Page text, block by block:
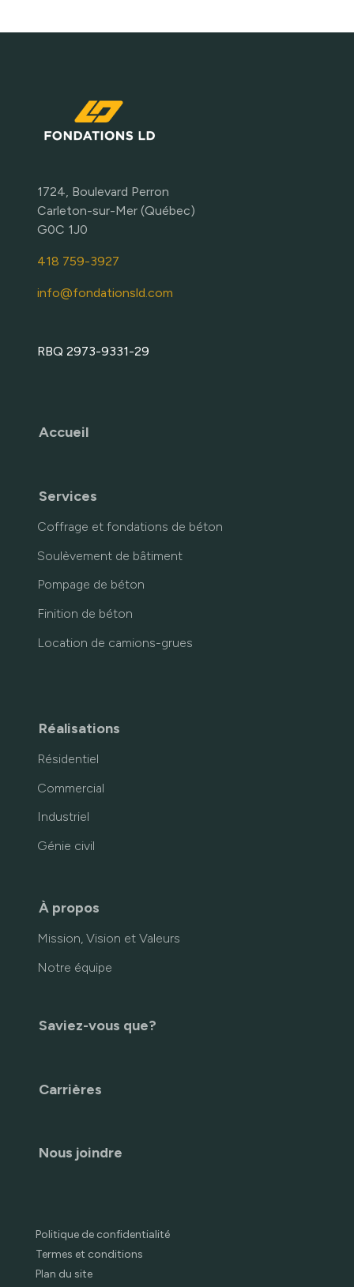
1724, Boulevard Perron
Carleton-sur-Mer (Québec)
G0C 1J0
418 759-3927
info@fondationsld.com
RBQ 2973-9331-29
Accueil
Services
Coffrage et fondations de béton
Soulèvement de bâtiment
Pompage de béton
Finition de béton
Location de camions-grues
Réalisations
Résidentiel
Commercial
Industriel
Génie civil
À propos
Mission, Vision et Valeurs
Notre équipe
Saviez-vous que?
Carrières
Nous joindre
Politique de confidentialité
Termes et conditions
Plan du site